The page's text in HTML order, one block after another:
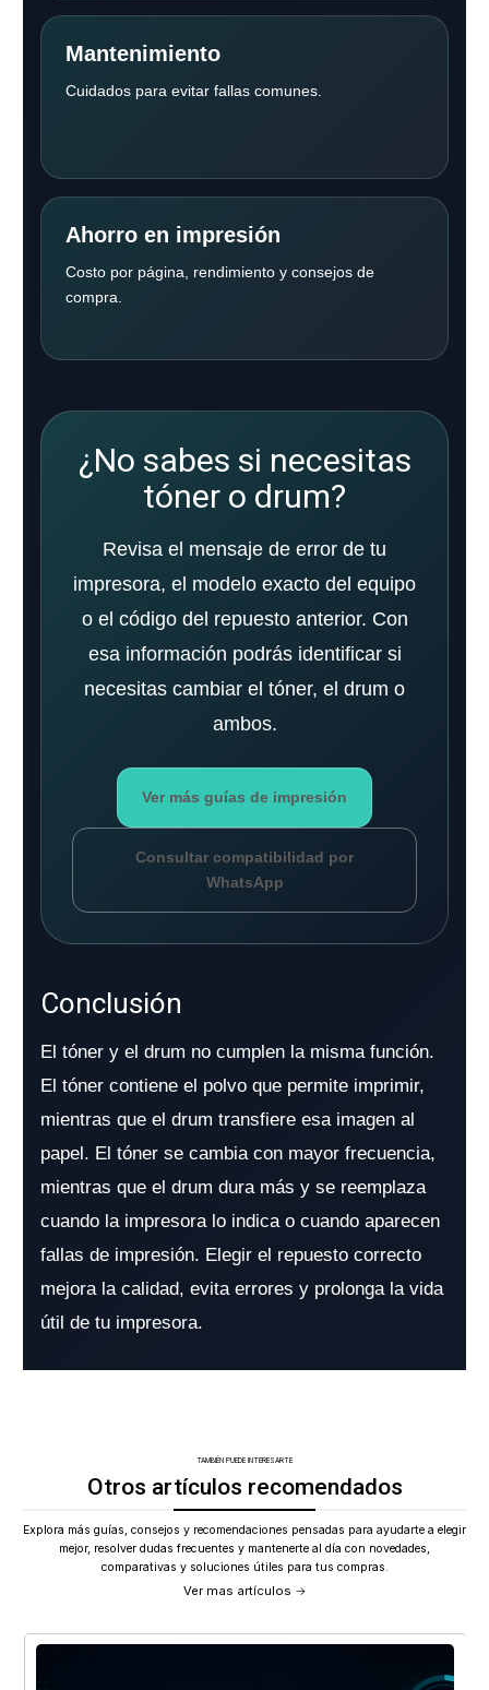
Mantenimiento
Cuidados para evitar fallas comunes.
Ahorro en impresión
Costo por página, rendimiento y consejos de
compra.
¿No sabes si necesitas
tóner o drum?
Revisa el mensaje de error de tu
impresora, el modelo exacto del equipo
o el código del repuesto anterior. Con
esa información podrás identificar si
necesitas cambiar el tóner, el drum o
ambos.
Ver más guías de impresión
Consultar compatibilidad por
WhatsApp
Conclusión
El tóner y el drum no cumplen la misma función.
El tóner contiene el polvo que permite imprimir,
mientras que el drum transfiere esa imagen al
papel. El tóner se cambia con mayor frecuencia,
mientras que el drum dura más y se reemplaza
cuando la impresora lo indica o cuando aparecen
fallas de impresión. Elegir el repuesto correcto
mejora la calidad, evita errores y prolonga la vida
útil de tu impresora.
TAMBIÉN PUEDE INTERESARTE
Otros artículos recomendados
Explora más guías, consejos y recomendaciones pensadas para ayudarte a elegir
mejor, resolver dudas frecuentes y mantenerte al día con novedades,
comparativas y soluciones útiles para tus compras.
Ver mas artículos